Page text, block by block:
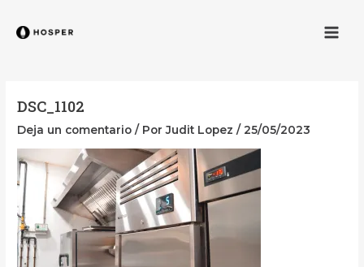
DSC_1102
Deja un comentario / PorJudit Lopez/25/05/2023